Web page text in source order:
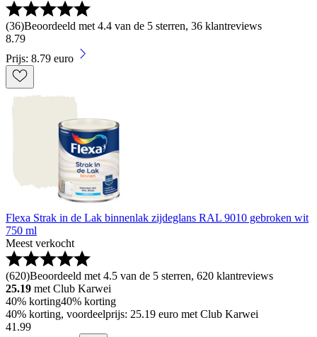
(36)Beoordeeld met 4.4 van de 5 sterren, 36 klantreviews
8.79
Prijs: 8.79 euro
Flexa Strak in de Lak binnenlak zijdeglans RAL 9010 gebroken wit
750 ml
Meest verkocht
(620)Beoordeeld met 4.5 van de 5 sterren, 620 klantreviews
25.19 met Club Karwei
40% korting40% korting
40% korting, voordeelprijs: 25.19 euro met Club Karwei
41 .99